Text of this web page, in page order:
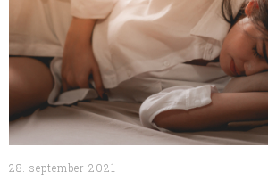
28. september 2021